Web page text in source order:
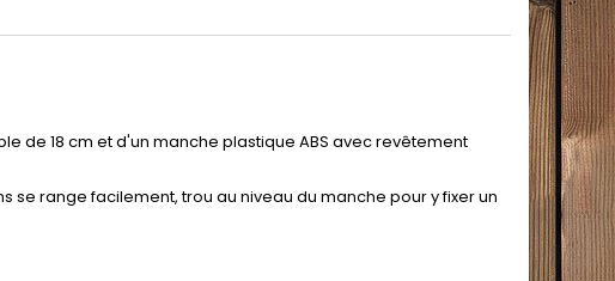
de 18 cm et d'un manche plastique ABS avec revêtement
range facilement, trou au niveau du manche pour y fixer un